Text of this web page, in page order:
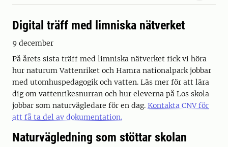
Digital träff med limniska nätverket
9 december
På årets sista träff med limniska nätverket fick vi höra
hur naturum Vattenriket och Hamra nationalpark jobbar
med utomhuspedagogik och vatten. Läs mer för att lära
dig om vattenrikesnurran och hur eleverna på Los skola
jobbar som naturvägledare för en dag. Kontakta CNV för
att få ta del av dokumentation.
Naturvägledning som stöttar skolan